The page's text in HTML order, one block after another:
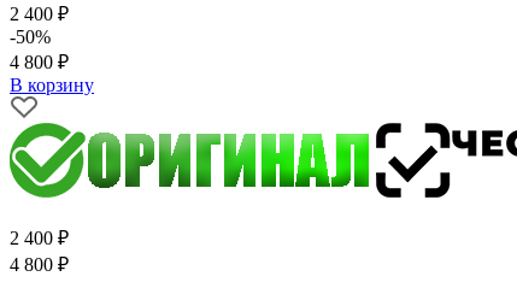
2 400 ₽
-50%
4 800 ₽
В корзину
2 400 ₽
4 800 ₽